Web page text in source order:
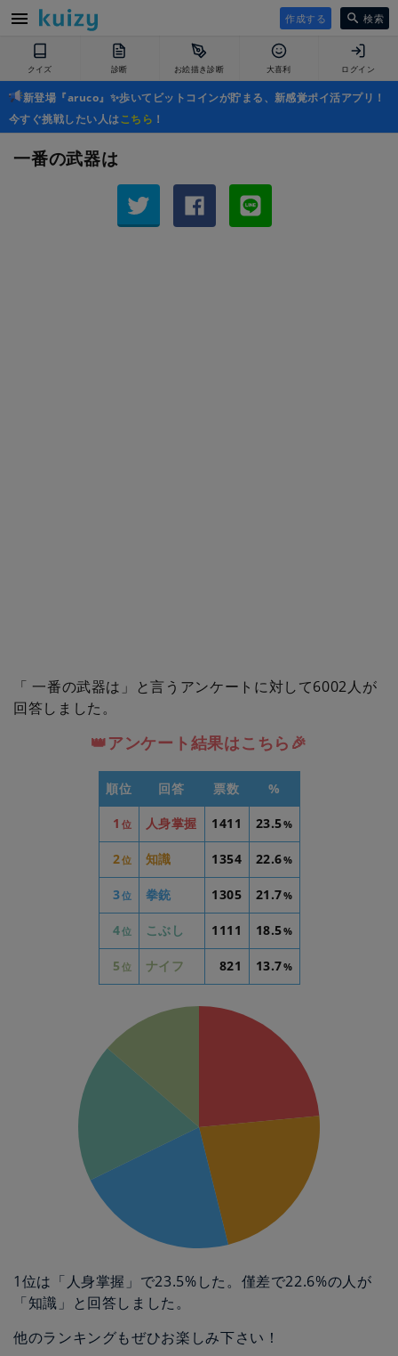
作成する 検索
クイズ 診断 お絵描き診断 大喜利 ログイン
新登場『aruco』✨歩いてビットコインが貯まる、新感覚ポイ活アプリ！
今すぐ挑戦したい人はこちら ！
一番の武器は
「 一番の武器は」と言うアンケートに対して6002人が
回答しました。
👑アンケート結果はこちら🎉
順位 回答 票数 %
1 位 人身掌握 1411 23.5%
2位 知識 1354 22.6%
3位 拳銃 1305 21.7%
4位 こぶし 1111 18.5%
5 位 ナイフ 821 13.7%
1位は「人身掌握」で23.5%した。僅差で22.6%の人が
「知識」と回答しました。
他のランキングもぜひお楽しみ下さい！